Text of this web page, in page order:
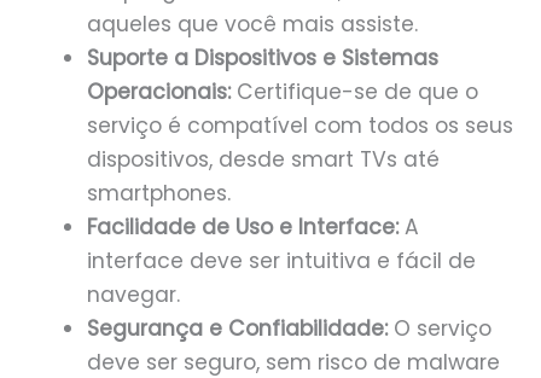
aqueles que você mais assiste.
Suporte a Dispositivos e Sistemas
Operacionais:Certifique-se de que o
serviço é compatível com todos os seus
dispositivos, desde smart TVs até
smartphones.
Facilidade de Uso e Interface:A
interface deve ser intuitiva e fácil de
navegar.
Segurança e Confiabilidade:O serviço
deve ser seguro, sem risco de malware